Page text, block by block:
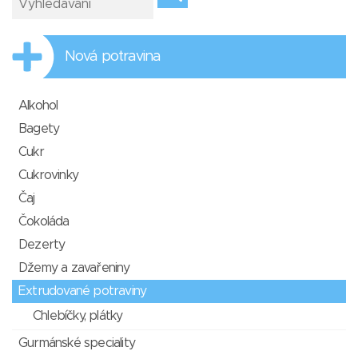
Nová potravina
Alkohol
Bagety
Cukr
Cukrovinky
Čaj
Čokoláda
Dezerty
Džemy a zavařeniny
Extrudované potraviny
Chlebíčky, plátky
Gurmánské speciality